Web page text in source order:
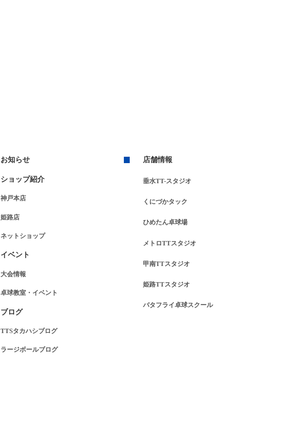
お知らせ
ショップ紹介
神戸本店
姫路店
ネットショップ
イベント
大会情報
卓球教室・イベント
ブログ
TTSタカハシブログ
ラージボールブログ
店舗情報
垂⽔TT-スタジオ
くにづかタック
ひめたん卓球場
メトロTTスタジオ
甲南TTスタジオ
姫路TTスタジオ
バタフライ卓球スクール